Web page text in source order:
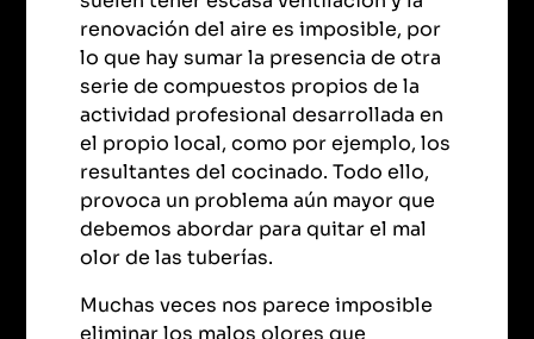
renovación del aire es imposible, por
lo que hay sumar la presencia de otra
serie de compuestos propios de la
actividad profesional desarrollada en
el propio local, como por ejemplo, los
resultantes del cocinado. Todo ello,
provoca un problema aún mayor que
debemos abordar para quitar el mal
olor de las tuberías.
Muchas veces nos parece imposible
eliminar los malos olores que